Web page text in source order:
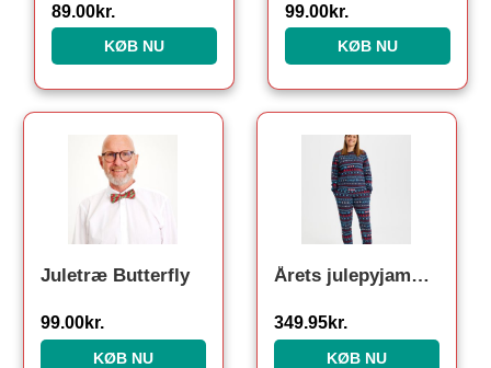
89.00kr.
KØB NU
99.00kr.
KØB NU
Juletræ Butterfly
99.00kr.
KØB NU
Årets julepyjamas: Unicef Pyjamas – dame / kvinder.
349.95kr.
KØB NU